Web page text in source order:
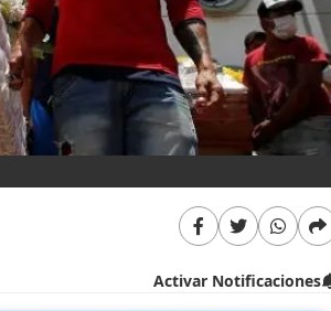
Activar Notificaciones